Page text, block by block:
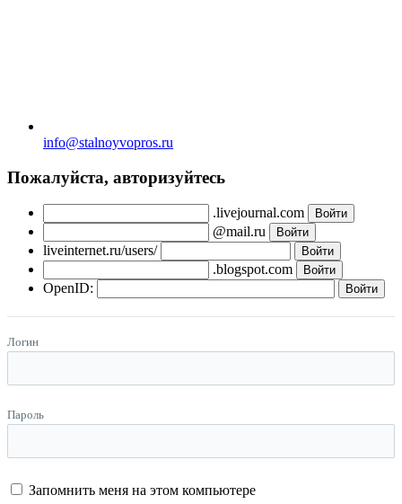
info@stalnoyvopros.ru
Пожалуйста, авторизуйтесь
.livejournal.com
@mail.ru
liveinternet.ru/users/
.blogspot.com
OpenID:
Логин
Пароль
Запомнить меня на этом компьютере